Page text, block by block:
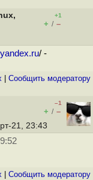
+1
+ / –
/ -
Cообщить модератору
–1
+ / –
21, 23:43
09:52
Cообщить модератору